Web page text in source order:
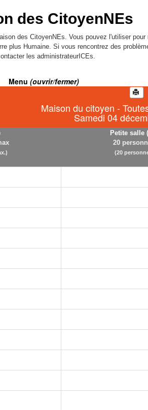
des CitoyenNEs
des CitoyenNEs. Vous pouvez l'utiliser pour
plus Humaine. Si vous rencontrez des
les administrateurICEs.
Menu (ouvrir/fermer)
Maison du citoyen -
Samedi 04
Petite salle
20
(20